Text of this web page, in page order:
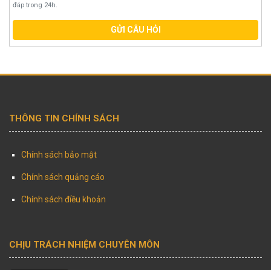
đáp trong 24h.
GỬI CÂU HỎI
THÔNG TIN CHÍNH SÁCH
Chính sách bảo mật
Chính sách quảng cáo
Chính sách điều khoản
CHỊU TRÁCH NHIỆM CHUYÊN MÔN